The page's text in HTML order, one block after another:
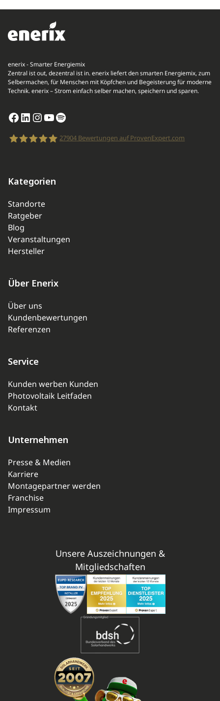
enerix - Smarter Energiemix
Zentral ist out, dezentral ist in. enerix liefert den smarten Energiemix, zum
Selbermachen, für Menschen mit Köpfchen und Begeisterung für moderne
Technik. enerix – Strom einfach selber machen, speichern und sparen.
Facebook
LinkedIn
Instagram
YouTube
Spotify
27904Bewertungen auf ProvenExpert.com
Kategorien
Standorte
Ratgeber
Blog
Veranstaltungen
Hersteller
Über Enerix
Über uns
Kundenbewertungen
Referenzen
Service
Kunden werben Kunden
Photovoltaik Leitfaden
Kontakt
Unternehmen
Presse & Medien
Karriere
Montagepartner werden
Franchise
Impressum
Unsere Auszeichnungen &
Mitgliedschaften